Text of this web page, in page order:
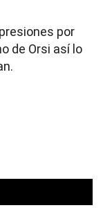
por
de Orsi así lo